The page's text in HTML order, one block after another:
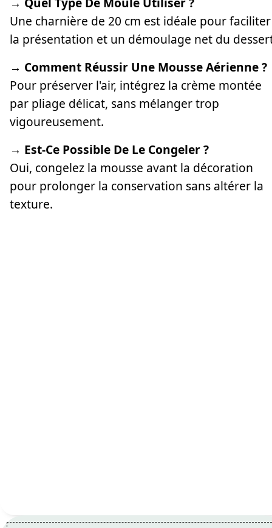
Une charnière de 20 cm est idéale pour faciliter
la présentation et un démoulage net du
→ Comment Réussir Une Mousse Aérienne ?
Pour préserver l'air, intégrez la crème montée
par pliage délicat, sans mélanger trop
vigoureusement.
→ Est-Ce Possible De Le Congeler ?
Oui, congelez la mousse avant la décoration
pour prolonger la conservation sans altérer la
texture.